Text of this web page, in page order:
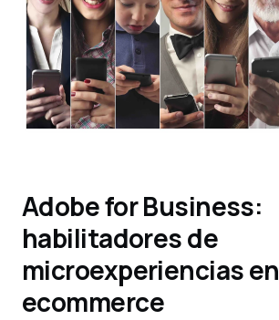
Adobe for Business:
habilitadores de
microexperiencias en
ecommerce